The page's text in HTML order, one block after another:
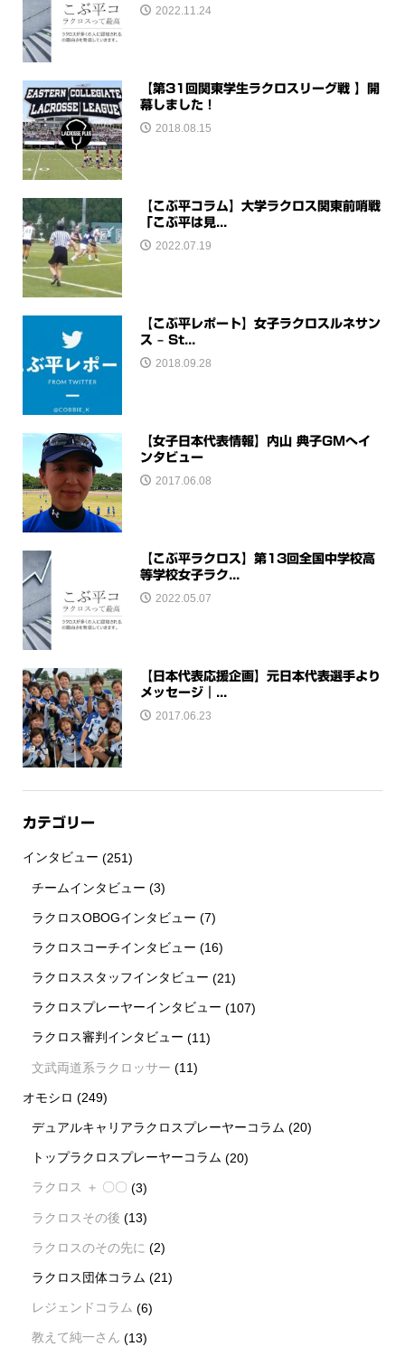
2022.11.24
【第31回関東学生ラクロスリーグ戦 】開
幕しました！
2018.08.15
【こぶ平コラム】大学ラクロス関東前哨戦
「こぶ平は見...
2022.07.19
【こぶ平レポート】女子ラクロスルネサン
ス – St...
2018.09.28
【女子日本代表情報】内山 典子GMへイ
ンタビュー
2017.06.08
【こぶ平ラクロス】第13回全国中学校高
等学校女子ラク...
2022.05.07
【日本代表応援企画】元日本代表選手より
メッセージ｜...
2017.06.23
カテゴリー
インタビュー (251)
チームインタビュー (3)
ラクロスOBOGインタビュー (7)
ラクロスコーチインタビュー (16)
ラクロススタッフインタビュー (21)
ラクロスプレーヤーインタビュー (107)
ラクロス審判インタビュー (11)
文武両道系ラクロッサー (11)
オモシロ (249)
デュアルキャリアラクロスプレーヤーコラム (20)
トップラクロスプレーヤーコラム (20)
ラクロス ＋ 〇〇 (3)
ラクロスその後 (13)
ラクロスのその先に (2)
ラクロス団体コラム (21)
レジェンドコラム (6)
教えて純一さん (13)